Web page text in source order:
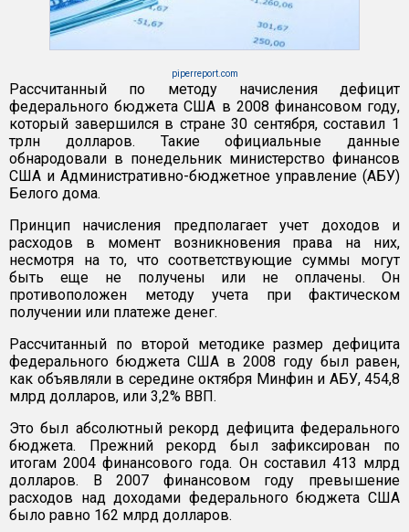
piperreport.com
Рассчитанный по методу начисления дефицит
федерального бюджета США в 2008 финансовом году,
который завершился в стране 30 сентября, составил 1
трлн долларов. Такие официальные данные
обнародовали в понедельник министерство финансов
США и Административно-бюджетное управление (АБУ)
Белого дома.
Принцип начисления предполагает учет доходов и
расходов в момент возникновения права на них,
несмотря на то, что соответствующие суммы могут
быть еще не получены или не оплачены. Он
противоположен методу учета при фактическом
получении или платеже денег.
Рассчитанный по второй методике размер дефицита
федерального бюджета США в 2008 году был равен,
как объявляли в середине октября Минфин и АБУ, 454,8
млрд долларов, или 3,2% ВВП.
Это был абсолютный рекорд дефицита федерального
бюджета. Прежний рекорд был зафиксирован по
итогам 2004 финансового года. Он составил 413 млрд
долларов. В 2007 финансовом году превышение
расходов над доходами федерального бюджета США
было равно 162 млрд долларов.